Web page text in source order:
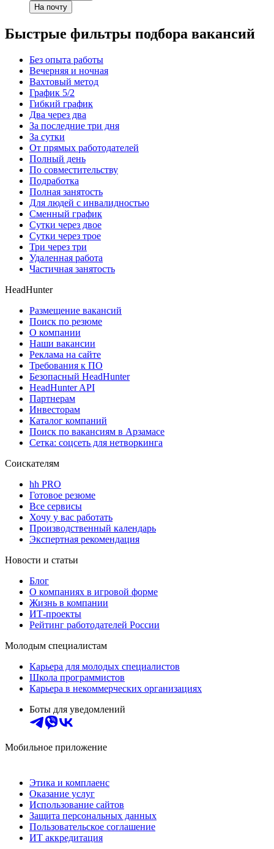
На почту
Быстрые фильтры подбора вакансий
Без опыта работы
Вечерняя и ночная
Вахтовый метод
График 5/2
Гибкий график
Два через два
За последние три дня
За сутки
От прямых работодателей
Полный день
По совместительству
Подработка
Полная занятость
Для людей с инвалидностью
Сменный график
Сутки через двое
Сутки через трое
Три через три
Удаленная работа
Частичная занятость
HeadHunter
Размещение вакансий
Поиск по резюме
О компании
Наши вакансии
Реклама на сайте
Требования к ПО
Безопасный HeadHunter
HeadHunter API
Партнерам
Инвесторам
Каталог компаний
Поиск по вакансиям в Арзамасе
Сетка: соцсеть для нетворкинга
Соискателям
hh PRO
Готовое резюме
Все сервисы
Хочу у вас работать
Производственный календарь
Экспертная рекомендация
Новости и статьи
Блог
О компаниях в игровой форме
Жизнь в компании
ИТ-проекты
Рейтинг работодателей России
Молодым специалистам
Карьера для молодых специалистов
Школа программистов
Карьера в некоммерческих организациях
Боты для уведомлений
Мобильное приложение
Этика и комплаенс
Оказание услуг
Использование сайтов
Защита персональных данных
Пользовательское соглашение
ИТ аккредитация